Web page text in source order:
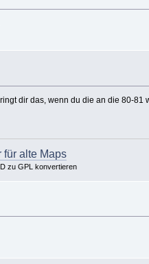
dir das, wenn du die an die 80-81
für alte Maps
zu GPL konvertieren